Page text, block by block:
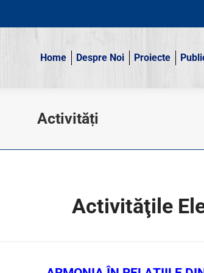
Home Despre Noi Proiecte
Activități
Activităţile
Home Despre Noi Proiecte